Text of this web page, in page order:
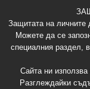
Защитата на
Можете да се
специалния раздел,
Сайта ни
Разглеждайки